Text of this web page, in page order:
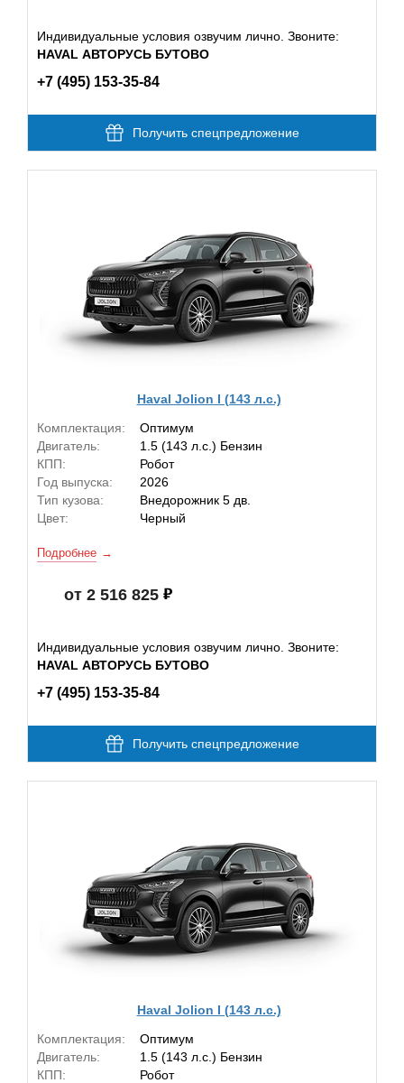
Индивидуальные условия озвучим лично. Звоните:
HAVAL АВТОРУСЬ БУТОВО
+7 (495) 153-35-84
Получить спецпредложение
Haval Jolion I (143 л.с.)
Комплектация:
Оптимум
Двигатель:
1.5 (143 л.с.) Бензин
КПП:
Робот
Год выпуска:
2026
Тип кузова:
Внедорожник 5 дв.
Цвет:
Черный
Подробнее
от 2 516 825
Индивидуальные условия озвучим лично. Звоните:
HAVAL АВТОРУСЬ БУТОВО
+7 (495) 153-35-84
Получить спецпредложение
Haval Jolion I (143 л.с.)
Комплектация:
Оптимум
Двигатель:
1.5 (143 л.с.) Бензин
КПП:
Робот